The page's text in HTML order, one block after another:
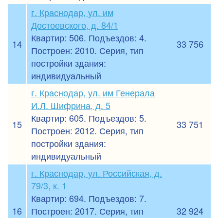
14
г. Краснодар, ул. им
Достоевского, д. 84/1
Квартир: 506. Подъездов: 4.
Построен: 2010. Серия, тип
постройки здания:
индивидуальный
33 756
15
г. Краснодар, ул. им Генерала
И.Л. Шифрина, д. 5
Квартир: 605. Подъездов: 5.
Построен: 2012. Серия, тип
постройки здания:
индивидуальный
33 751
16
г. Краснодар, ул. Российская, д.
79/3, к. 1
Квартир: 694. Подъездов: 7.
Построен: 2017. Серия, тип
32 924